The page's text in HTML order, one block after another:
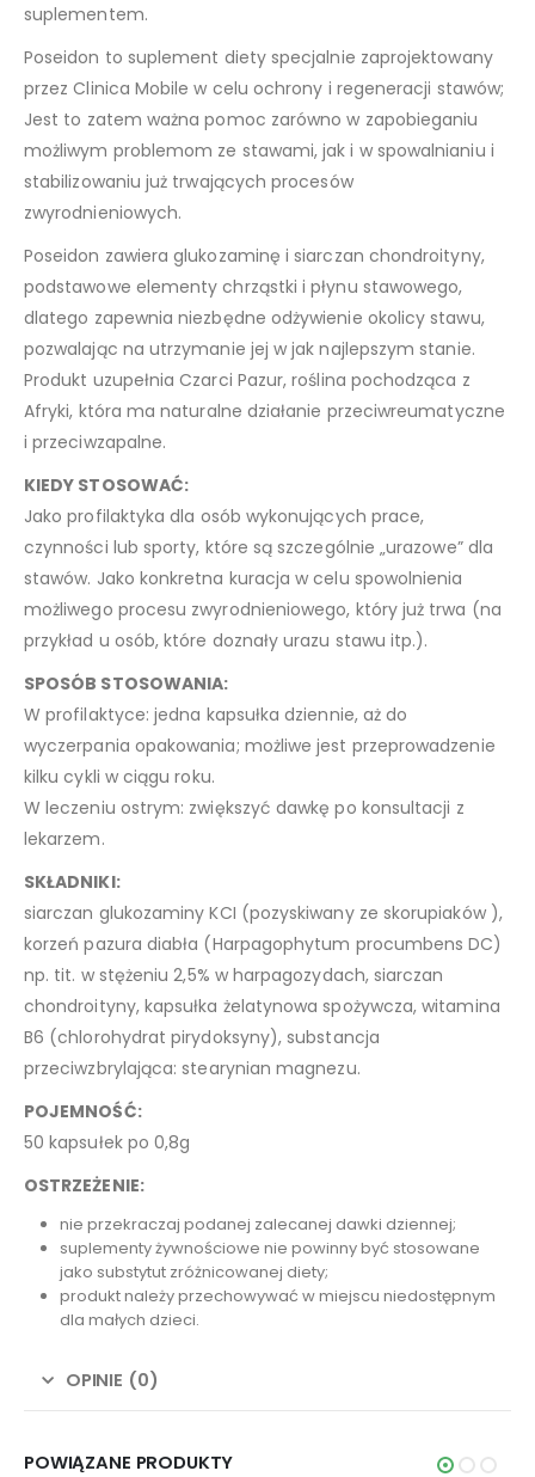
suplementem.
Poseidon to suplement diety specjalnie zaprojektowany
przez Clinica Mobile w celu ochrony i regeneracji stawów;
Jest to zatem ważna pomoc zarówno w zapobieganiu
możliwym problemom ze stawami, jak i w spowalnianiu i
stabilizowaniu już trwających procesów
zwyrodnieniowych.
Poseidon zawiera glukozaminę i siarczan chondroityny,
podstawowe elementy chrząstki i płynu stawowego,
dlatego zapewnia niezbędne odżywienie okolicy stawu,
pozwalając na utrzymanie jej w jak najlepszym stanie.
Produkt uzupełnia Czarci Pazur, roślina pochodząca z
Afryki, która ma naturalne działanie przeciwreumatyczne
i przeciwzapalne.
KIEDY STOSOWAĆ:
Jako profilaktyka dla osób wykonujących prace,
czynności lub sporty, które są szczególnie „urazowe” dla
stawów. Jako konkretna kuracja w celu spowolnienia
możliwego procesu zwyrodnieniowego, który już trwa (na
przykład u osób, które doznały urazu stawu itp.).
SPOSÓB STOSOWANIA:
W profilaktyce: jedna kapsułka dziennie, aż do
wyczerpania opakowania; możliwe jest przeprowadzenie
kilku cykli w ciągu roku.
W leczeniu ostrym: zwiększyć dawkę po konsultacji z
lekarzem.
SKŁADNIKI:
siarczan glukozaminy KCI (pozyskiwany ze skorupiaków ),
korzeń pazura diabła (Harpagophytum procumbens DC)
np. tit. w stężeniu 2,5% w harpagozydach, siarczan
chondroityny, kapsułka żelatynowa spożywcza, witamina
B6 (chlorohydrat pirydoksyny), substancja
przeciwzbrylająca: stearynian magnezu.
POJEMNOŚĆ:
50 kapsułek po 0,8g
OSTRZEŻENIE:
nie przekraczaj podanej zalecanej dawki dziennej;
suplementy żywnościowe nie powinny być stosowane
jako substytut zróżnicowanej diety;
produkt należy przechowywać w miejscu niedostępnym
dla małych dzieci.
OPINIE (0)
POWIĄZANE PRODUKTY